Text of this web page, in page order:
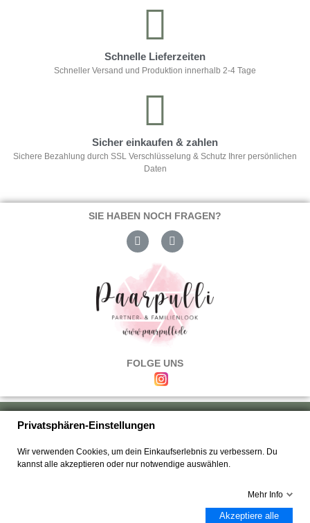
Schnelle Lieferzeiten
Schneller Versand und Produktion innerhalb 2-4 Tage
Sicher einkaufen & zahlen
Sichere Bezahlung durch SSL Verschlüsselung & Schutz Ihrer persönlichen
Daten
SIE HABEN NOCH FRAGEN?
FOLGE UNS
Über uns|Versand & Zahlung|Umtausch & Rückgabe
Kontakt
Privatsphären-Einstellungen
Wir verwenden Cookies, um dein Einkaufserlebnis zu verbessern. Du
kannst alle akzeptieren oder nur notwendige auswählen.
Mehr Info
Akzeptiere alle